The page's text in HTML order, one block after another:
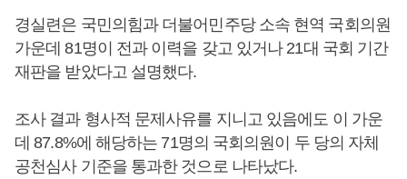
경실련은 국민의힘과 더불어민주당 소속 현역 국회의원
가운데 81명이 전과 이력을 갖고 있거나 21대 국회 기간
재판을 받았다고 설명했다.
조사 결과 형사적 문제사유를 지니고 있음에도 이 가운
데 87.8%에 해당하는 71명의 국회의원이 두 당의 자체
공천심사 기준을 통과한 것으로 나타났다.